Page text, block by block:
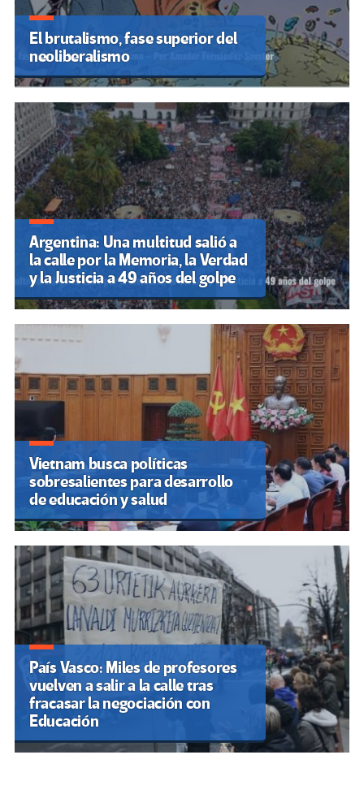
El brutalismo, fase superior del
neoliberalismo
Argentina: Una multitud salió a
la calle por la Memoria, la Verdad
y la Justicia a 49 años del golpe
Vietnam busca políticas
sobresalientes para desarrollo
de educación y salud
País Vasco: Miles de profesores
vuelven a salir a la calle tras
fracasar la negociación con
Educación